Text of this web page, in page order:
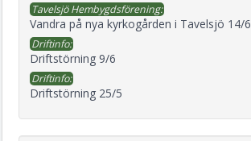
Tavelsjö Hembygdsförening:
Vandra på nya kyrkogården i Tavelsjö 14/6
Driftinfo:
Driftstörning 9/6
Driftinfo:
Driftstörning 25/5